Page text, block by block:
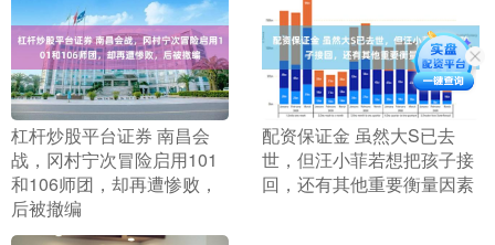
​杠杆炒股平台证券 南昌会
战，冈村宁次冒险启用101
和106师团，却再遭惨败，
后被撤编
​配资保证金 虽然大S已去
世，但汪小菲若想把孩子接
回，还有其他重要衡量因素